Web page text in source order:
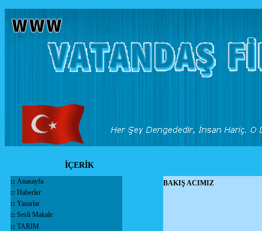
İÇERİK
:: Anasayfa
:: Haberler
:: Yazarlar
:: Sesli Makale
:: TARIM
BAKIŞ ACIMIZ